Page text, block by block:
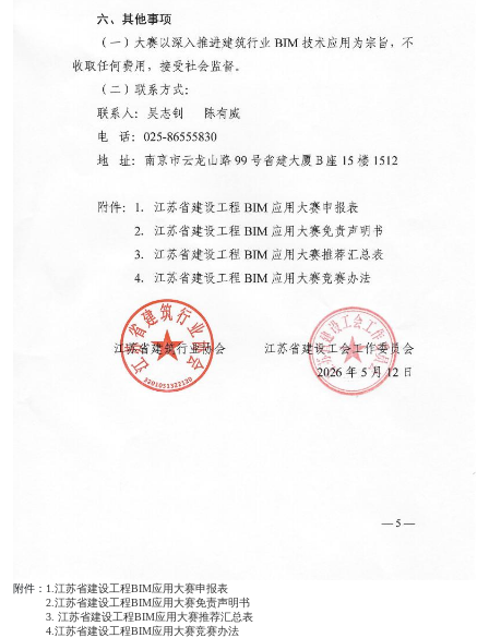
附件： 1.江苏省建设工程BIM应用大赛申报表
2.江苏省建设工程BIM应用大赛免责声明书
3. 江苏省建设工程BIM应用大赛推荐汇总表
4.江苏省建设工程BIM应用大赛竞赛办法